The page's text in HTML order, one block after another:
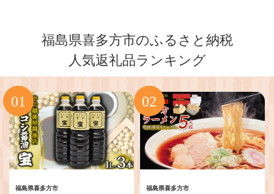
福島県喜多方市のふるさと納税
人気返礼品ランキング
福島県喜多方市 福島県喜多方市